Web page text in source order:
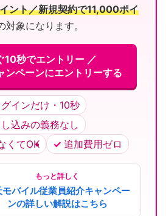
ント／新規契約で11,000ポイ
対象になります。
10秒でエントリー ／
ンペーンにエントリーする
グインだけ・10秒
込みの義務なし
くてOK
追加費用ゼロ
もっと詳しく
モバイル従業員紹介キャンペー
ンの詳しい解説はこちら